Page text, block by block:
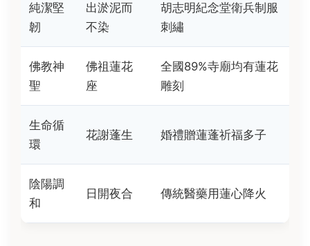
純潔堅
韌
出淤泥而
不染
胡志明紀念堂衛兵制服
刺繡
佛教神
聖
佛祖蓮花
座
全國89%寺廟均有蓮花
雕刻
生命循
環
花謝蓬生 婚禮贈蓮蓬祈福多子
陰陽調
和
日開夜合 傳統醫藥用蓮心降火